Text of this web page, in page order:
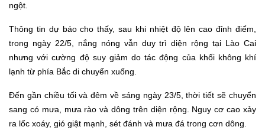
ngột.
Thông tin dự báo cho thấy, sau khi nhiệt độ lên cao đỉnh điểm,
trong ngày 22/5, nắng nóng vẫn duy trì diện rộng tại Lào Cai
nhưng với cường độ suy giảm do tác động của khối không khí
lạnh từ phía Bắc di chuyển xuống.
Đến gần chiều tối và đêm về sáng ngày 23/5, thời tiết sẽ chuyển
sang có mưa, mưa rào và dông trên diện rộng. Nguy cơ cao xảy
ra lốc xoáy, gió giật mạnh, sét đánh và mưa đá trong cơn dông.